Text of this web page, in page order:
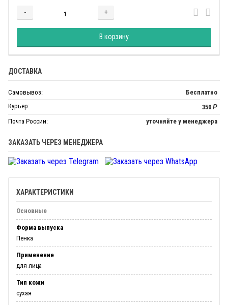
- +
Добавляется...
В корзину
Добавлен
ДОСТАВКА
Самовывоз:
Бесплатно
Курьер:
350 Р
Почта России:
уточняйте у менеджера
ЗАКАЗАТЬ ЧЕРЕЗ МЕНЕДЖЕРА
ХАРАКТЕРИСТИКИ
Основные
Форма выпуска
Пенка
Применение
для лица
Тип кожи
сухая